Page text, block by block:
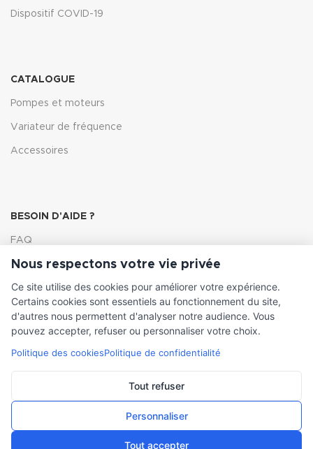
Dispositif COVID-19
CATALOGUE
Pompes et moteurs
Variateur de fréquence
Accessoires
BESOIN D'AIDE ?
FAQ
Lexique
Comment choisir ma pompe
INFORMATIONS LÉGALES
Mentions légales
Nous respectons votre vie privée
Ce site utilise des cookies pour améliorer votre expérience.
Certains cookies sont essentiels au fonctionnement du site,
d'autres nous permettent d'analyser notre audience. Vous
pouvez accepter, refuser ou personnaliser votre choix.
Politique des cookiesPolitique de confidentialité
Tout refuser
Personnaliser
Tout accepter